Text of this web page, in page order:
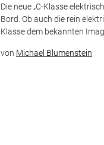
Die neue „C-Klasse
Bord. Ob auch die rein
Klasse dem bekannten
von Michael Blumenstein